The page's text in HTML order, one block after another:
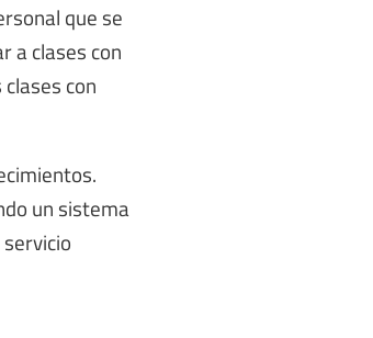
que se
a clases con
con
un sistema